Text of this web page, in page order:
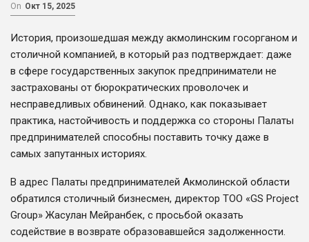
On Окт 15, 2025
История, произошедшая между акмолинским госорганом и
столичной компанией, в который раз подтверждает: даже
в сфере государственных закупок предприниматели не
застрахованы от бюрократических проволочек и
несправедливых обвинений. Однако, как показывает
практика, настойчивость и поддержка со стороны Палаты
предпринимателей способны поставить точку даже в
самых запутанных историях.
В адрес Палаты предпринимателей Акмолинской области
обратился столичный бизнесмен, директор ТОО «GS Project
Group» Жасулан Мейранбек, с просьбой оказать
содействие в возврате образовавшейся задолженности.